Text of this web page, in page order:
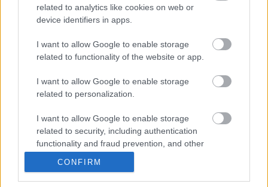
related to analytics like cookies on web or
device identifiers in apps.
I want to allow Google to enable storage
related to functionality of the website or app.
I want to allow Google to enable storage
related to personalization.
I want to allow Google to enable storage
related to security, including authentication
functionality and fraud prevention, and other
CONFIRM
6 champagne 6 pénztárcához
Ha el akarsz mélyülni a témában, most kell
megtenned
Winelovers•2019. április 18.
Champagne-t inni igazi sikk, életérzés, a luxus
netovábbja. Nem véletlen, hogy világszinten egyre
nagyobb az igény az italvilág top termékére, és ezzel
a kereslettel bizony egyre nehezebben tart lépést
Franciaország legészakibb borvidéke. Most viszont
te is megkóstolhatod a kivételes, buborékos…